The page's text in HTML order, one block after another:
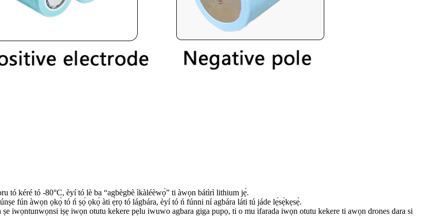
tó kéré tó -80°C, èyí tó lè ba “agbègbè ìkàléèwọ̀” ti àwọn bátìrì lithium jẹ́.
fún àwọn ọkọ̀ tó ń ṣọ́ ọkọ̀ àti ẹ̀rọ tó lágbára, èyí tó ń fúnni ní agbára láti tú jáde lẹ́sẹ̀kẹsẹ̀.
iwọntunwọnsi iṣẹ iwọn otutu kekere pẹlu iwuwo agbara giga pupọ, ti o mu ifarada iwọn otutu kekere ti awọn drones dara si